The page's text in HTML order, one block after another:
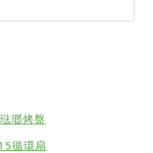
瑯烤盤
循環扇